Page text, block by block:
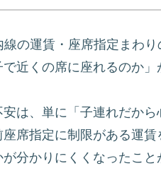
線の運賃・座席指定まわ
で近くの席に座れるのか」
安は、単に「子連れだか
座席指定に制限がある運
分かりにくくなったこと